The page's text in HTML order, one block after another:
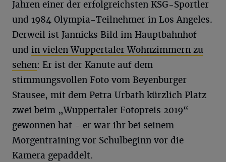
Jahren einer der erfolgreichsten KSG-Sportler
und 1984 Olympia-Teilnehmer in Los Angeles.
Derweil ist Jannicks Bild im Hauptbahnhof
und in vielen Wuppertaler Wohnzimmern zu
sehen: Er ist der Kanute auf dem
stimmungsvollen Foto vom Beyenburger
Stausee, mit dem Petra Urbath kürzlich Platz
zwei beim „Wuppertaler Fotopreis 2019“
gewonnen hat - er war ihr bei seinem
Morgentraining vor Schulbeginn vor die
Kamera gepaddelt.